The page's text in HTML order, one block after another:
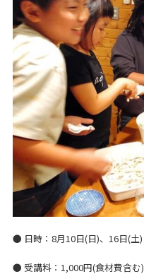
● 日時：8月10日(日)、 16日(土)
● 受講料：1,000円(食材費含む)